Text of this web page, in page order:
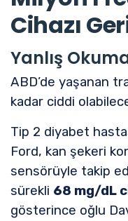
Cihazı
Yanlış
ABD’de yaşanan
kadar ciddi
Tip 2 diyabet
Ford, kan şekeri
sensörüyle takip
sürekli 68 mg/dL
gösterince oğlu